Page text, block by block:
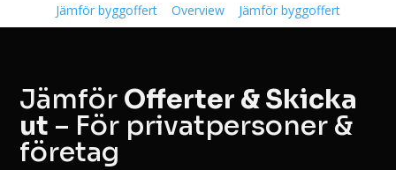
Jämför byggoffert Overview Jämför byggoffert
Jämför Offerter & Skicka
ut – För privatpersoner &
företag